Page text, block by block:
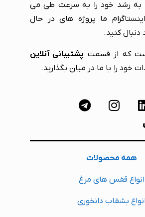
به رشد خود را به سرعت طی می
ما پروژه های در حال
دنبال کنید.
که از قسمت پشتیبانی آنلاین
خود را با ما در میان بگذارید.
همه محصولات
انواع قفس های مرغ
انواع بشقاب دانخوری